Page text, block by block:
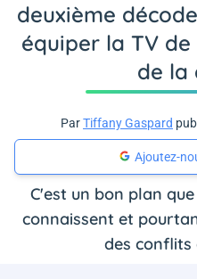
deuxième
équiper la TV
de la
ParTiffany Gaspard
Ajoutez-
C'est un bon plan
connaissent et
des conflits